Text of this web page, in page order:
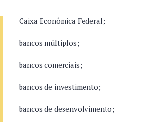
Caixa Econômica Federal;
bancos múltiplos;
bancos comerciais;
bancos de investimento;
bancos de desenvolvimento;